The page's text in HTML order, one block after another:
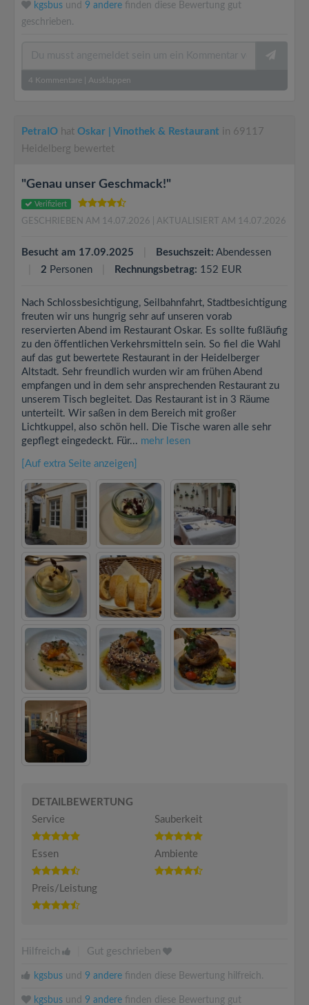
kgsbus und 9 andere finden diese Bewertung gut
geschrieben.
4 Kommentare Ausklappen
PetraIO hat Oskar | Vinothek & Restaurant in 69117
Heidelberg bewertet
"Genau unser Geschmack!"
Verifiziert
GESCHRIEBEN AM 14.07.2026 | AKTUALISIERT AM 14.07.2026
Besucht am 17.09.2025 Besuchszeit: Abendessen
2 Personen Rechnungsbetrag: 152 EUR
Nach Schlossbesichtigung, Seilbahnfahrt, Stadtbesichtigung
freuten wir uns hungrig sehr auf unseren vorab
reservierten Abend im Restaurant Oskar. Es sollte fußläufig
zu den öffentlichen Verkehrsmitteln sein. So fiel die Wahl
auf das gut bewertete Restaurant in der Heidelberger
Altstadt. Sehr freundlich wurden wir am frühen Abend
empfangen und in dem sehr ansprechenden Restaurant zu
unserem Tisch begleitet. Das Restaurant ist in 3 Räume
unterteilt. Wir saßen in dem Bereich mit großer
Lichtkuppel, also schön hell. Die Tische waren alle sehr
gepflegt eingedeckt. Für... mehr lesen
[Auf extra Seite anzeigen]
DETAILBEWERTUNG
Service
Sauberkeit
Essen Ambiente
Preis/Leistung
Hilfreich Gut geschrieben
kgsbus und 9 andere finden diese Bewertung hilfreich.
kgsbus und 9 andere finden diese Bewertung gut